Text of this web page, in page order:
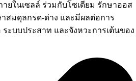
ยในเซลล์ ร่วมกับโซเดียม รักษาออส
สมดุลกรด-ด่าง และมีผลต่อการ
ะบบประสาท และจังหวะการเต้นของ